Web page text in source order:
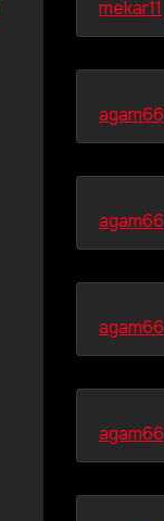
mekar11
agam66
agam66
agam66
agam66